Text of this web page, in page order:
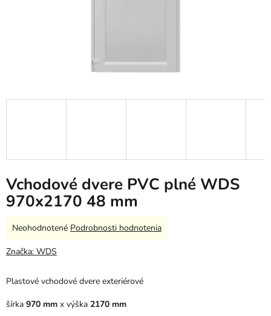
Vchodové dvere PVC plné WDS
970x2170 48 mm
Plastové vchodové dvere exteriérové
šírka 970 mm x výška 2170 mm
Priemerné
produktu
z
hviezdičiek.
Neohodnotené Podrobnosti hodnotenia
Značka: WDS